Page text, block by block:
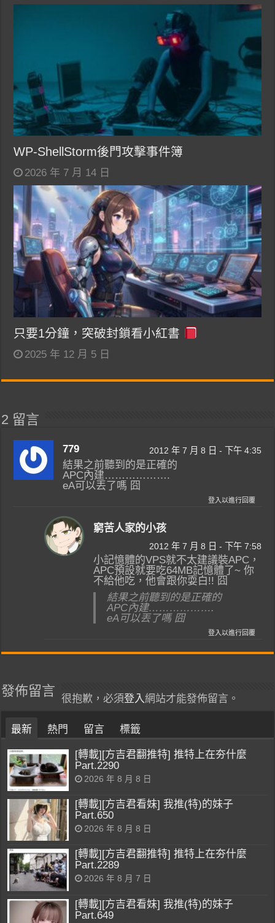
WP-ShellStorm後門攻擊事件簿
2026 年 7 月 14 日
只要1分鐘，突破封鎖看小紅書
2025 年 12 月 5 日
2 留言
779 2012 年 7 月 8 日 - 下午 4:35
結果之前聽到的是正確的
APC內建……………….
eA可以丟了嗎 囧
登入以進行回覆
窮苦人家的小孩
2012 年 7 月 8 日 - 下午 7:58
小記憶體的VPS就不太建議裝APC，
APC預設就要吃64MB記憶體了~ 你
不給他吃，他會跟你耍白!! 囧
結果之前聽到的是正確的
APC內建……………….
eA可以丟了嗎 囧
登入以進行回覆
發佈留言
很抱歉，必須登入網站才能發佈留言。
最新 熱門 留言 標籤
[轉載][方吉君翻推特] 推特上在夯什麼
Part.2290
2026 年 8 月 8 日
[轉載][方吉君看妹] 我推(特)的妹子
Part.650
2026 年 8 月 8 日
[轉載][方吉君翻推特] 推特上在夯什麼
Part.2289
2026 年 8 月 7 日
[轉載][方吉君看妹] 我推(特)的妹子
Part.649